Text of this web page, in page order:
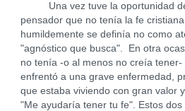
Una vez tuve la oportunidad de
pensador que no tenía la fe
humildemente se definía no como
"agnóstico que busca". En otra
no tenía -o al menos no creía
enfrentó a una grave enfermedad,
que estaba viviendo con gran valor
"Me ayudaría tener tu fe". Estos